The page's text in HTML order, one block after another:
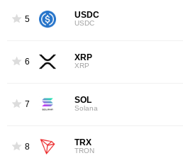
5 USDC
USDC
6 XRP
XRP
7 SOL
Solana
8 TRX
TRON